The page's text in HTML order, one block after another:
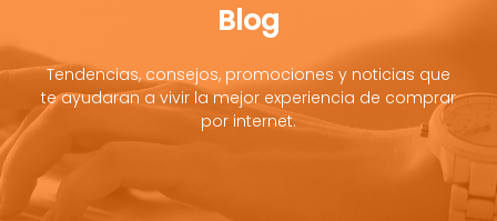
Blog
Tendencias, consejos, promociones y noticias que
te ayudaran a vivir la mejor experiencia de comprar
por internet.